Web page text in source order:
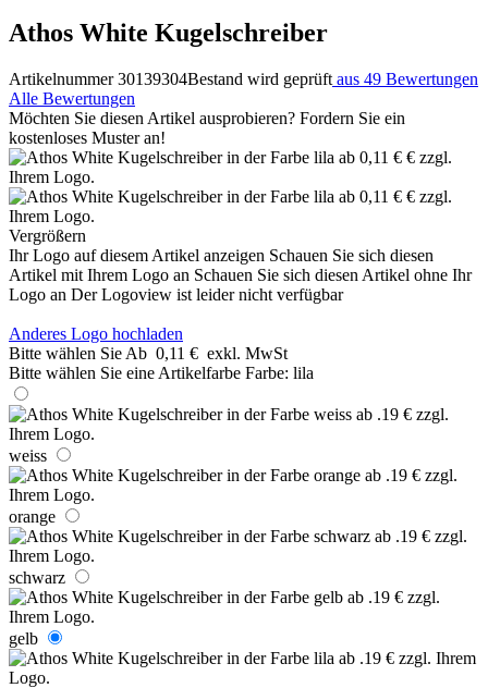
Athos White Kugelschreiber
Artikelnummer 30139304Bestand wird geprüft aus 49 Bewertungen
Alle Bewertungen
Möchten Sie diesen Artikel ausprobieren? Fordern Sie ein
kostenloses Muster an!
Vergrößern
Ihr Logo auf diesem Artikel anzeigen Schauen Sie sich diesen
Artikel mit Ihrem Logo an Schauen Sie sich diesen Artikel ohne Ihr
Logo an Der Logoview ist leider nicht verfügbar
Anderes Logo hochladen
Bitte wählen Sie Ab 0,11 € exkl. MwSt
Bitte wählen Sie eine Artikelfarbe Farbe: lila
weiss
orange
schwarz
gelb